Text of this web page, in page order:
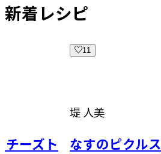
新着レシピ
チーズト
11
堤 人美
なすのピクルス